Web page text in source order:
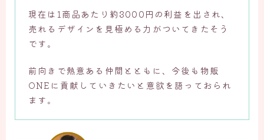
現在は1商品あたり約3000円の利益を出され、
売れるデザインを見極める力がついてきたそう
です。
前向きで熱意ある仲間とともに、今後も物販
ONEに貢献していきたいと意欲を語っておられ
ます。